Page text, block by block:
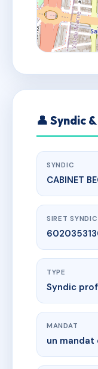
👤 Syndic
SYNDIC
CABINET
SIRET SYNDIC
TYPE
Syndic
MANDAT
un mandat